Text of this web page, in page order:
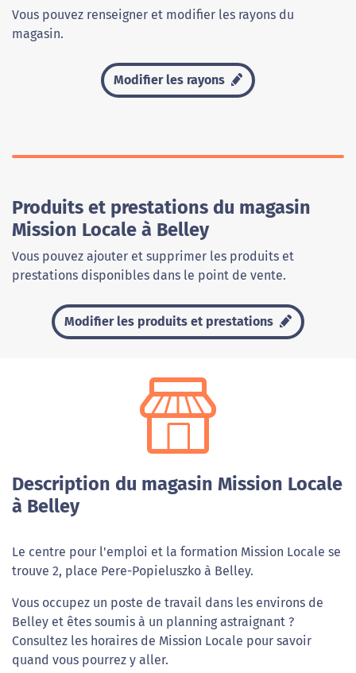
Vous pouvez renseigner et modifier les rayons du
magasin.
Modifier les rayons
Produits et prestations du magasin
Mission Locale à Belley
Vous pouvez ajouter et supprimer les produits et
prestations disponibles dans le point de vente.
Modifier les produits et prestations
Description du magasin Mission Locale
à Belley
Le centre pour l'emploi et la formation Mission Locale se
trouve 2, place Pere-Popieluszko à Belley.
Vous occupez un poste de travail dans les environs de
Belley et êtes soumis à un planning astraignant ?
Consultez les horaires de Mission Locale pour savoir
quand vous pourrez y aller.